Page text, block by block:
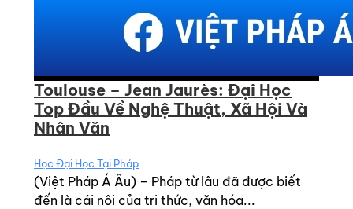
Toulouse – Jean Jaurès: Đại Học
Top Đầu Về Nghệ Thuật, Xã Hội Và
Nhân Văn
Học Đại Học Tại Pháp
(Việt Pháp Á Âu) – Pháp từ lâu đã được biết
đến là cái nôi của tri thức, văn hóa...